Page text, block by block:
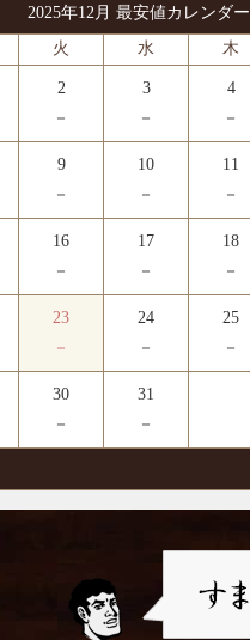
2025年12月 最安値カレンダー
火 水 木
2
－
3
－
4
－
9
－
10
－
11
－
16
－
17
－
18
－
23
－
24
－
25
－
30
－
31
－